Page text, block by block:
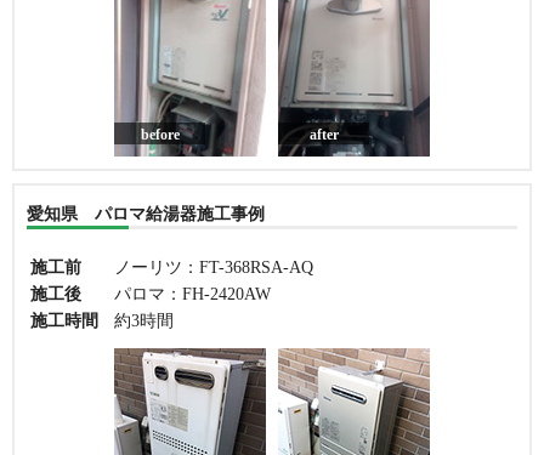
before after
愛知県 パロマ給湯器施工事例
施工前
ノーリツ：FT-368RSA-AQ
施工後
パロマ：FH-2420AW
施工時間
約3時間